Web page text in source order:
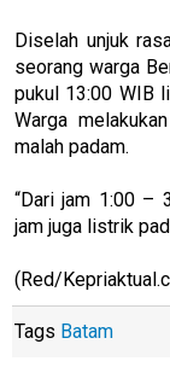
Diselah unjuk
seorang warga
pukul 13:00 WIB
Warga
malah padam.
“Dari jam 1:00 –
jam juga listrik
(Red/
Tags Batam